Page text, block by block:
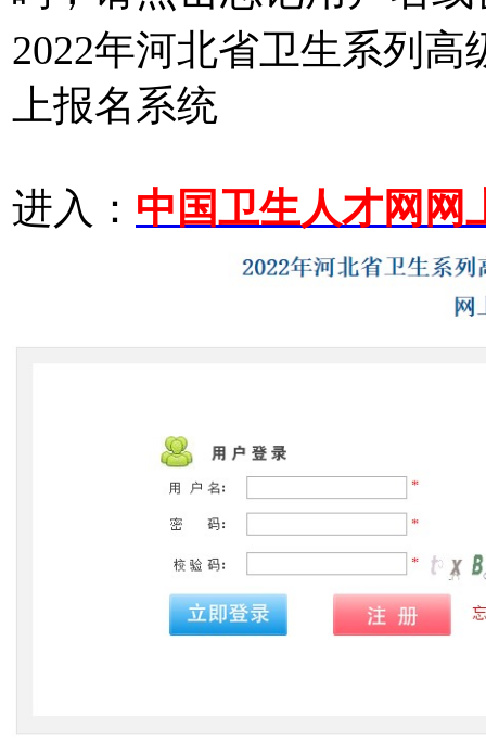
2022年河北省卫生系列
上报名系统
进入： 中国卫生人才网网